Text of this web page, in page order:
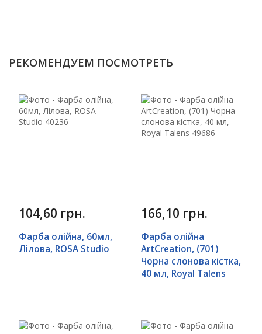
РЕКОМЕНДУЕМ ПОСМОТРЕТЬ
104,60 грн.
Фарба олійна, 60мл,
Лілова, ROSA Studio
166,10 грн.
Фарба олійна
ArtCreation, (701)
Чорна слонова кістка,
40 мл, Royal Talens